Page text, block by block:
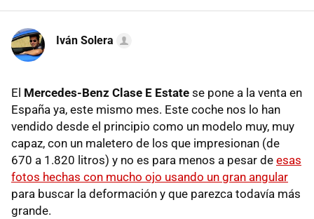
Iván Solera
El Mercedes-Benz Clase E Estate se pone a la venta en
España ya, este mismo mes. Este coche nos lo han
vendido desde el principio como un modelo muy, muy
capaz, con un maletero de los que impresionan (de
670 a 1.820 litros) y no es para menos a pesar de esas
fotos hechas con mucho ojo usando un gran angular
para buscar la deformación y que parezca todavía más
grande.